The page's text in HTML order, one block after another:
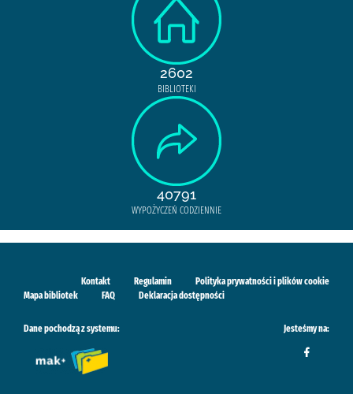
2602
BIBLIOTEKI
40791
WYPOŻYCZEŃ CODZIENNIE
Kontakt Regulamin
Polityka prywatności i plików cookie
Mapa bibliotek
FAQ Deklaracja dostępności
Dane pochodzą z systemu: Jesteśmy na: